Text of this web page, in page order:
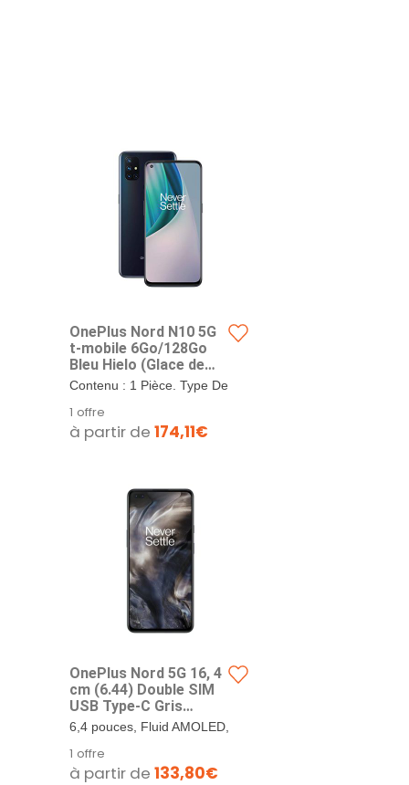
OnePlus Nord N10 5G
t-mobile 6Go/128Go
Bleu Hielo (Glace de
Minuit) Dual SIM
Contenu : 1 Pièce. Type De
Cellulaire. Oneplus Nord
N10 5G 6 Go 128 Go Bleu
1 offre
à partir de 174,11€
OnePlus Nord 5G 16, 4
cm (6.44) Double SIM
USB Type-C Gris
Oxygen OS 4115 mAh,
12 Go 256 Go, Gris
Onyx
6,4 pouces, Fluid AMOLED,
2400 pixels, Corning Gorilla
Glass 5. Android 10,
1 offre
à partir de 133,80€